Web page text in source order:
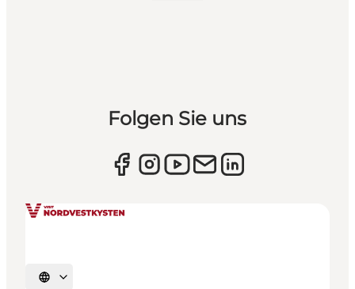
Folgen Sie uns
Sprache auswählen